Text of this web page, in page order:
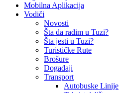
Mobilna Aplikacija
Vodiči
Novosti
Šta da radim u Tuzi?
Šta jesti u Tuzi?
Turističke Rute
Brošure
Događaji
Transport
Autobuske Linije